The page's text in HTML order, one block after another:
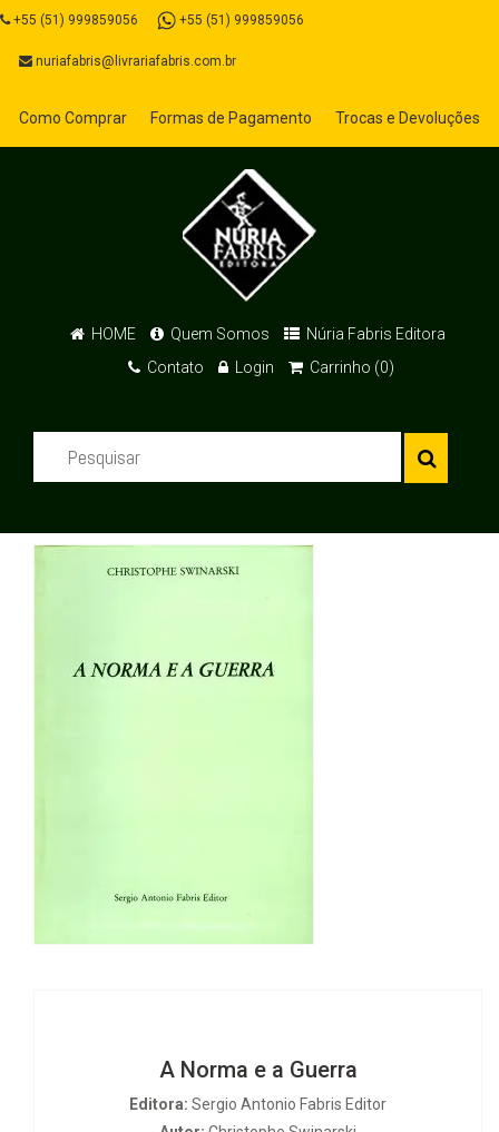
+55 (51) 999859056 +55 (51) 999859056
nuriafabris@livrariafabris.com.br
Como Comprar Formas de Pagamento Trocas e Devoluções
HOME Quem Somos
Núria Fabris Editora
Contato
Login Carrinho (0)
A Norma e a Guerra
Editora: Sergio Antonio Fabris Editor